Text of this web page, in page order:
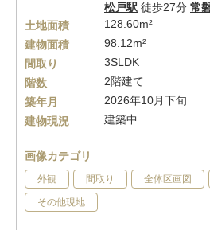
松戸駅 徒歩27分 常
土地面積
128.60m²
建物面積
98.12m²
間取り
3SLDK
階数
2階建て
築年月
2026年10月下旬
建物現況
建築中
画像カテゴリ
外観 間取り 全体区画図
その他現地